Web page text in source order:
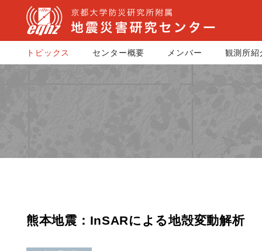
トピックス センター概要 メンバー 観測所紹
熊本地震：InSARによる地殻変動解析